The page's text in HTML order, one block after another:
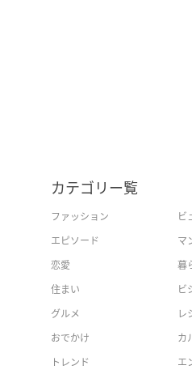
カテゴリー覧
ファッション
ビ
エピソード
マ
恋愛
暮
住まい
ビ
グルメ
レ
おでかけ
カ
トレンド
エ